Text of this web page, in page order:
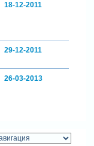
18-12-2011
29-12-2011
26-03-2013